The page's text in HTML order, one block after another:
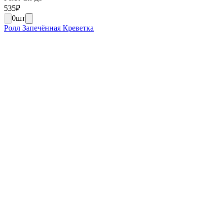
535₽
0шт
Ролл Запечённая Креветка